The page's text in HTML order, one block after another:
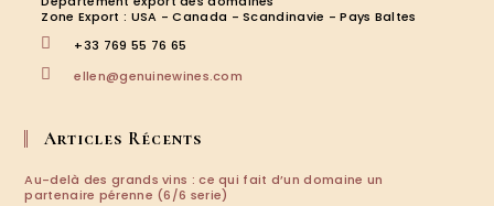
onglet
ongletongletonglet
Zone Export : USA - Canada - Scandinavie - Pays Baltes
+33 769 55 76 65
ellen@genuinewines.com
Articles Récents
Au-delà des grands vins : ce qui fait d’un domaine un
partenaire pérenne (6/6 serie)